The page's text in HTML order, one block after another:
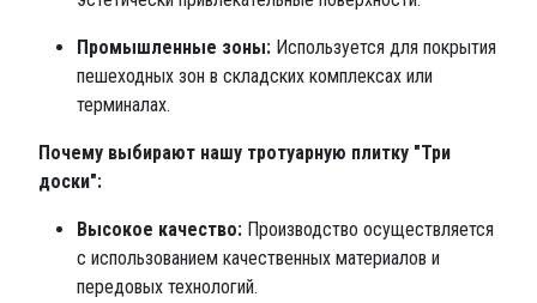
Промышленные зоны: Используется для покрытия
пешеходных зон в складских комплексах или
терминалах.
Почему выбирают нашу тротуарную плитку "Три
доски":
Высокое качество: Производство осуществляется
с использованием качественных материалов и
передовых технологий.